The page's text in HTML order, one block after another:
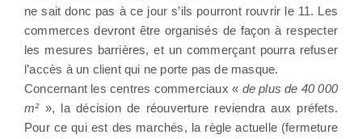
ne sait donc pas à ce jour s’ils pourront rouvrir le 11. Les
commerces devront être organisés de façon à respecter
les mesures barrières, et un commerçant pourra refuser
l’accès à un client qui ne porte pas de masque.
Concernant les centres commerciaux « de plus de 40 000
m²», la décision de réouverture reviendra aux préfets.
Pour ce qui est des marchés, la règle actuelle (fermeture